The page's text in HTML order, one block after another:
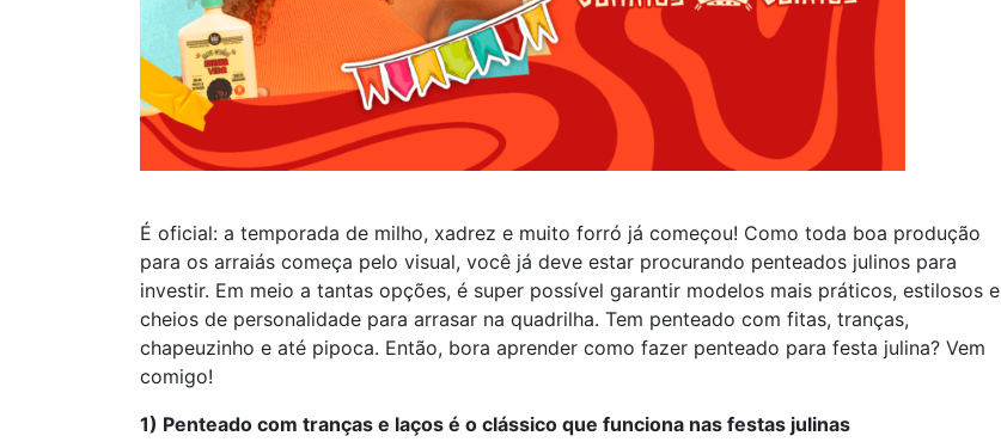
É oficial: a temporada de milho, xadrez e muito forró já começou! Como toda boa produção
para os arraiás começa pelo visual, você já deve estar procurando penteados julinos para
investir. Em meio a tantas opções, é super possível garantir modelos mais práticos, estilosos e
cheios de personalidade para arrasar na quadrilha. Tem penteado com fitas, tranças,
chapeuzinho e até pipoca. Então, bora aprender como fazer penteado para festa julina? Vem
comigo!
1) Penteado com tranças e laços é o clássico que funciona nas festas julinas